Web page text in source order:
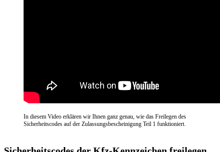
In diesem Video erklären wir Ihnen ganz genau, wie das Freilegen des
Sicherheitscodes auf der Zulassungsbescheinigung Teil 1 funktioniert.